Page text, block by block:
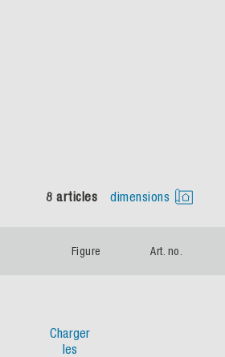
8 articles dimensions
Figure Art. no.
Charger
les